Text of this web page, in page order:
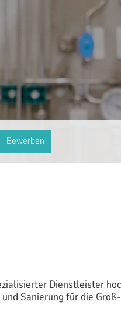
Bewerben
Dienstleister
Sanierung für die